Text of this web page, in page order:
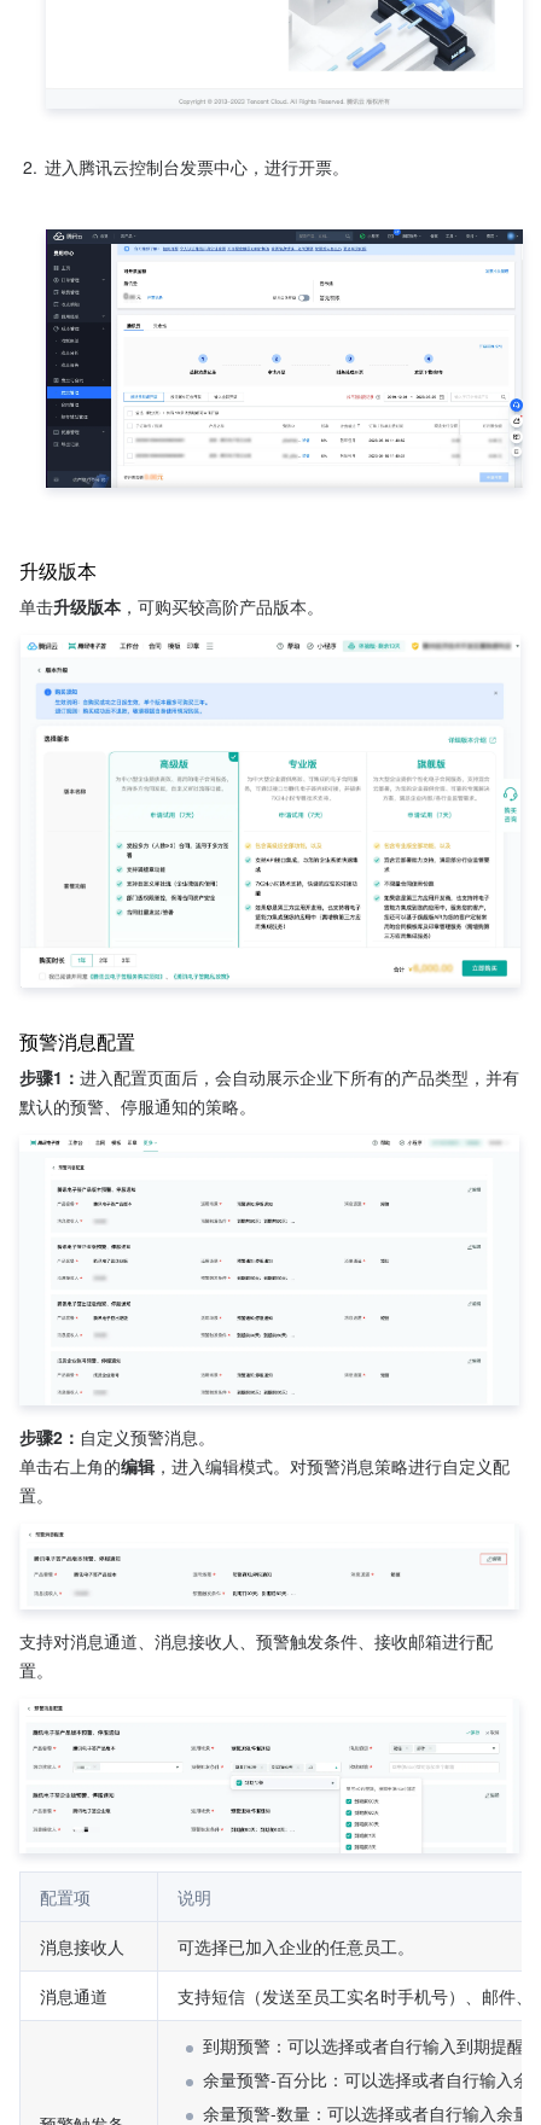
2. 进入腾讯云控制台发票中心，进行开票。
升级版本
单击升级版本 ，可购买较高阶产品版本。
预警消息配置
步骤1： 进入配置页面后，会自动展示企业下所有的产品类型，并有
默认的预警、停服通知的策略。
步骤2： 自定义预警消息。
单击右上角的编辑 ，进入编辑模式。对预警消息策略进行自定义配
置。
支持对消息通道、消息接收人、预警触发条件、接收邮箱进行配
置。
配置项 说明
消息接收人 可选择已加入企业的任意员工。
消息通道 支持短信（发送至员工实名时手机号）、邮件
到期预警：可以选择或者自行输入到期提醒
余量预警-百分比：可以选择或者自行输入余
余量预警-数量：可以选择或者自行输入余量